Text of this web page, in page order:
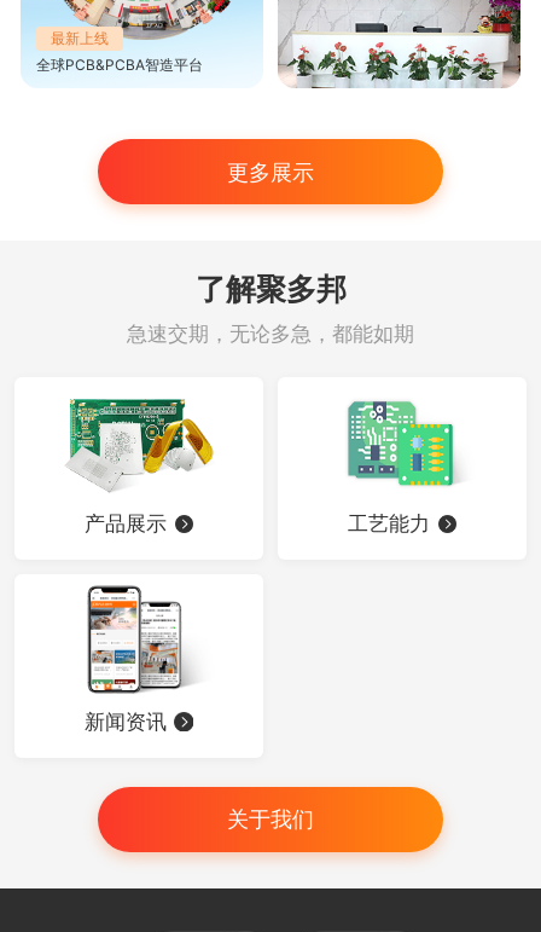
最新上线
全球PCB&PCBA智造平台
更多展示
了解聚多邦
急速交期，无论多急，都能如期
产品展示 工艺能力
新闻资讯
关于我们